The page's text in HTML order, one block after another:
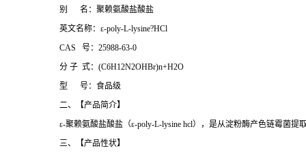
别 名：聚赖氨酸盐酸盐
英文名称：ε-poly-L-lysine?HCl
CAS 号：25988-63-0
分 子 式：(C6H12N2OHBr)n+H2O
型 号：食品级
二、【产品简介】
ε-聚赖氨酸盐酸盐（ε-poly-L-lysine hcl），是从淀粉酶产色链霉菌提
三、【产品性状】